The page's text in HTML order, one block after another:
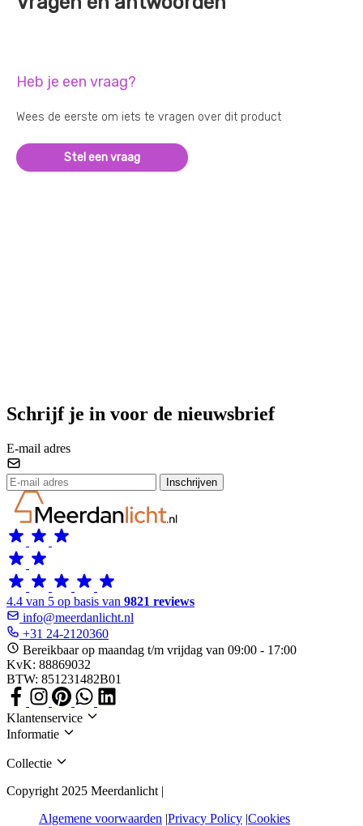
Heb je een vraag?
Wees de eerste om iets te vragen over dit product
Stel een vraag
Schrijf je in voor de nieuwsbrief
E-mail adres
Inschrijven
4.4 van 5 op basis van 9821 reviews
info@meerdanlicht.nl
+31 24-2120360
Bereikbaar op maandag t/m vrijdag van 09:00 - 17:00
KvK: 88869032
BTW: 851231482B01
Klantenservice
Informatie
Collectie
Copyright 2025 Meerdanlicht |
Algemene voorwaarden Privacy Policy Cookies